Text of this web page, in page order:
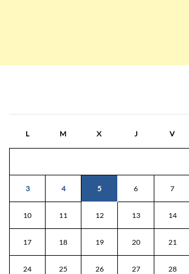
L M X J V
3 4 5 6 7
10 11 12 13 14
17 18 19 20 21
24 25 26 27 28